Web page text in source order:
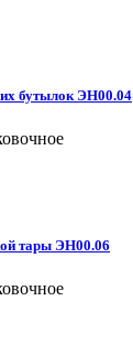
бутылок ЭН00.04
тары ЭН00.06